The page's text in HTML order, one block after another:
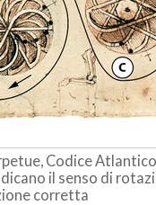
Codice
il senso di
corretta